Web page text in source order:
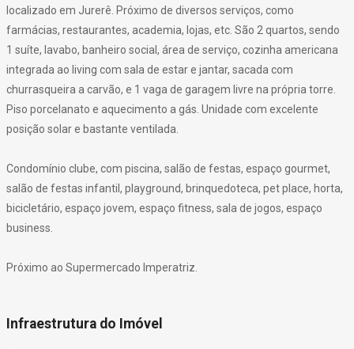
localizado em Jurerê. Próximo de diversos serviços, como
farmácias, restaurantes, academia, lojas, etc. São 2 quartos, sendo
1 suíte, lavabo, banheiro social, área de serviço, cozinha americana
integrada ao living com sala de estar e jantar, sacada com
churrasqueira a carvão, e 1 vaga de garagem livre na própria torre.
Piso porcelanato e aquecimento a gás. Unidade com excelente
posição solar e bastante ventilada.
Condomínio clube, com piscina, salão de festas, espaço gourmet,
salão de festas infantil, playground, brinquedoteca, pet place, horta,
bicicletário, espaço jovem, espaço fitness, sala de jogos, espaço
business.
Próximo ao Supermercado Imperatriz.
Infraestrutura do Imóvel